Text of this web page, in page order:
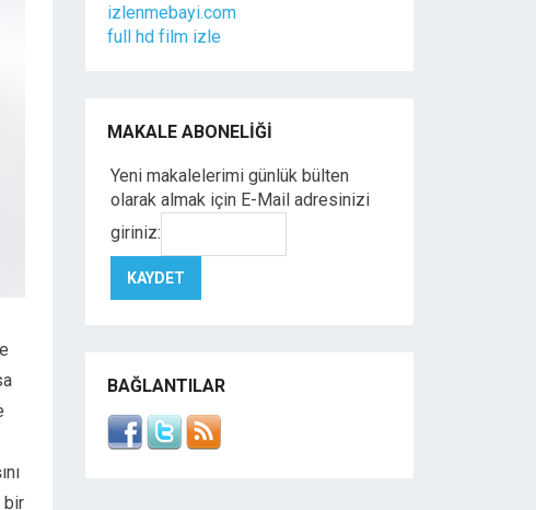
bir
izlenmebayi.com
full hd film izle
MAKALE ABONELIĞI
Yeni makalelerimi günlük bülten
olarak almak için E-Mail adresinizi
giriniz:
BAĞLANTILAR